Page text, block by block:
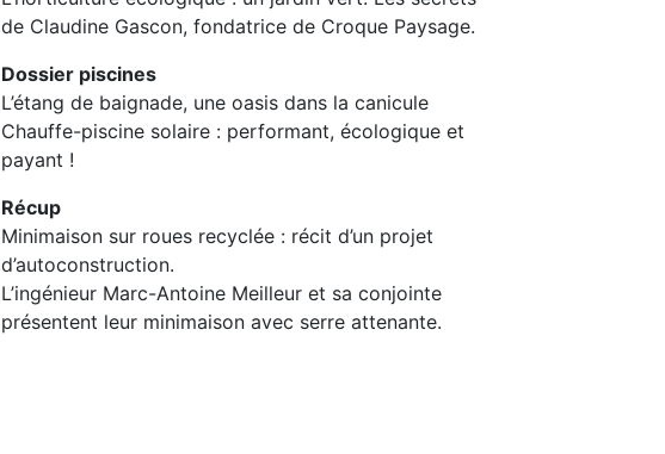
de Claudine Gascon, fondatrice de Croque Paysage.
Dossier piscines
L’étang de baignade, une oasis dans la canicule
Chauffe-piscine solaire : performant, écologique et
payant !
Récup
Minimaison sur roues recyclée : récit d’un projet
d’autoconstruction.
L’ingénieur Marc-Antoine Meilleur et sa conjointe
présentent leur minimaison avec serre attenante.